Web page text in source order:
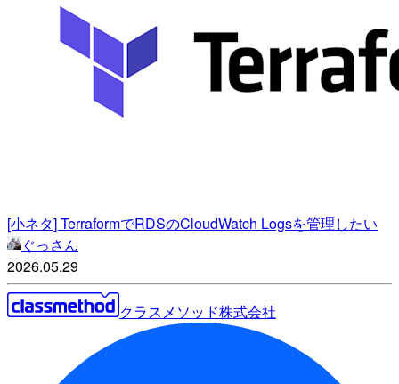
[小ネタ] TerraformでRDSのCloudWatch Logsを管理したい
ぐっさん
2026.05.29
クラスメソッド株式会社